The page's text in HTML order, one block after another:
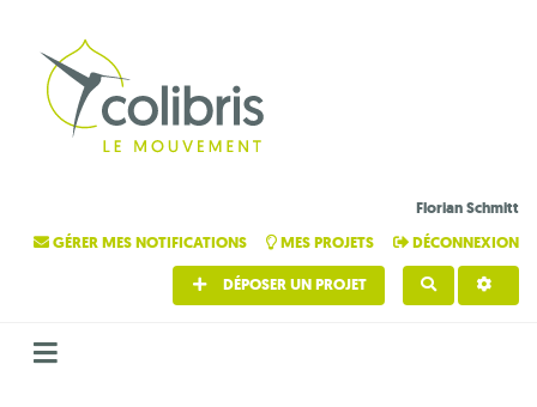
Florian Schmitt
GÉRER MES NOTIFICATIONS
MES PROJETS DÉCONNEXION
DÉPOSER UN PROJET